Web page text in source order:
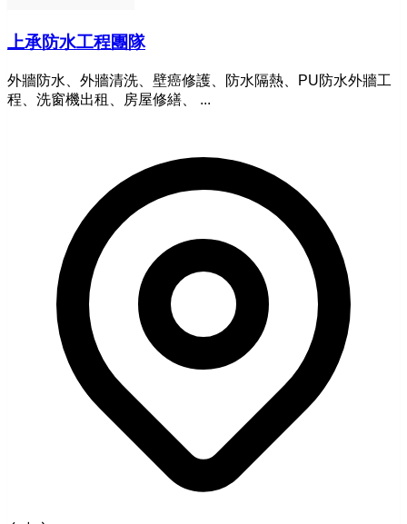
上承防水工程團隊
外牆防水、外牆清洗、壁癌修護、防水隔熱、PU防水外牆工
程、洗窗機出租、房屋修繕、 ...